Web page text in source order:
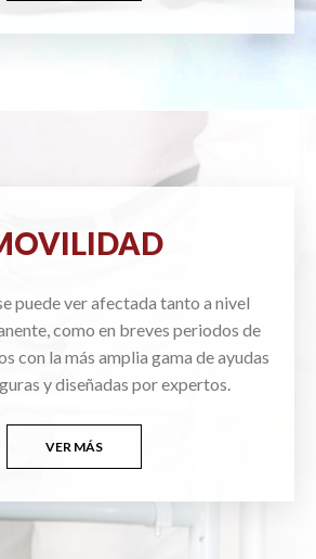
puede ver afectada tanto a nivel
como en breves periodos de
con la más amplia gama de ayudas
y diseñadas por expertos.
VER MÁS